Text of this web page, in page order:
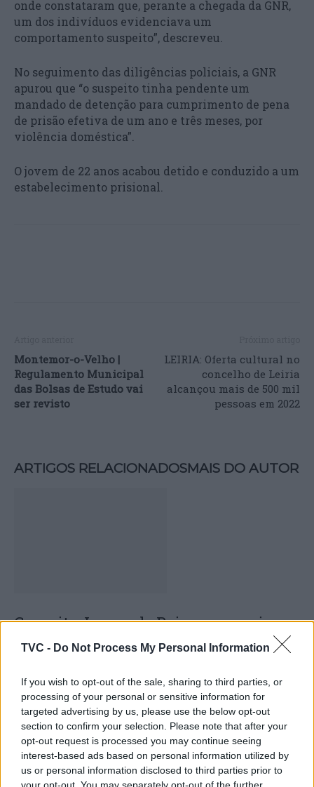
TVC - Do Not Process My Personal Information
If you wish to opt-out of the sale, sharing to third parties, or
processing of your personal or sensitive information for
targeted advertising by us, please use the below opt-out
section to confirm your selection. Please note that after your
opt-out request is processed you may continue seeing
interest-based ads based on personal information utilized by
us or personal information disclosed to third parties prior to
onde constataram que, perante a chegada da GNR,
um dos indivíduos evidenciava um
comportamento suspeito”, descreveu.
No seguimento das diligências policiais, a GNR
apurou que “o suspeito tinha pendente um
mandado de detenção para cumprimento de pena
de prisão efetiva de um ano e três meses, por
violência doméstica”.
O jovem de 22 anos acabou detido e conduzido a um
estabelecimento prisional.
Montemor-o-Velho |
Regulamento Municipal
das Bolsas de Estudo vai
ser revisto
LEIRIA: Oferta cultural no
concelho de Leiria
alcançou mais de 500 mil
pessoas em 2022
ARTIGOS RELACIONADOSMAIS DO AUTOR
Capacita Jovem de Poiares aproxima
jovens ao mundo do trabalho